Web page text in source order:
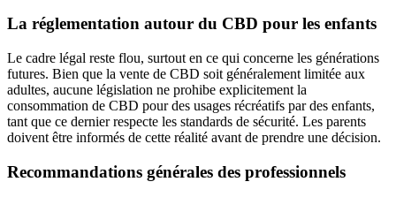
La réglementation autour du CBD pour les enfants
Le cadre légal reste flou, surtout en ce qui concerne les générations
futures. Bien que la vente de CBD soit généralement limitée aux
adultes, aucune législation ne prohibe explicitement la
consommation de CBD pour des usages récréatifs par des enfants,
tant que ce dernier respecte les standards de sécurité. Les parents
doivent être informés de cette réalité avant de prendre une décision.
Recommandations générales des professionnels